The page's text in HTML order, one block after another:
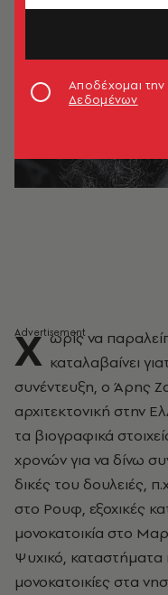
Χ ωρίς να
καταλαβαίνει
συνέντευξη, ο Άρης
αρχιτεκτονική στην
τα βιογραφικά
χρονών για να δίνω
δικές του δουλειές,
στο Ρουφ, εξοχικές
μονοκατοικία στο
Ψυχικό,
μονοκατοικίες στα
Αποδέχομαι την
Δεδομένων